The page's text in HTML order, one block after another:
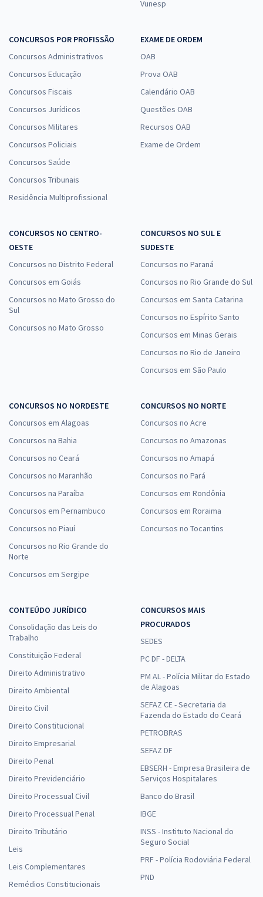
Vunesp
CONCURSOS POR PROFISSÃO
Concursos Administrativos
Concursos Educação
Concursos Fiscais
Concursos Jurídicos
Concursos Militares
Concursos Policiais
Concursos Saúde
Concursos Tribunais
Residência Multiprofissional
EXAME DE ORDEM
OAB
Prova OAB
Calendário OAB
Questões OAB
Recursos OAB
Exame de Ordem
CONCURSOS NO CENTRO-
OESTE
Concursos no Distrito Federal
Concursos em Goiás
Concursos no Mato Grosso do
Sul
Concursos no Mato Grosso
CONCURSOS NO SUL E
SUDESTE
Concursos no Paraná
Concursos no Rio Grande do Sul
Concursos em Santa Catarina
Concursos no Espírito Santo
Concursos em Minas Gerais
Concursos no Rio de Janeiro
Concursos em São Paulo
CONCURSOS NO NORDESTE
Concursos em Alagoas
Concursos na Bahia
Concursos no Ceará
Concursos no Maranhão
Concursos na Paraíba
Concursos em Pernambuco
Concursos no Piauí
Concursos no Rio Grande do
Norte
Concursos em Sergipe
CONCURSOS NO NORTE
Concursos no Acre
Concursos no Amazonas
Concursos no Amapá
Concursos no Pará
Concursos em Rondônia
Concursos em Roraima
Concursos no Tocantins
CONTEÚDO JURÍDICO
Consolidação das Leis do
Trabalho
Constituição Federal
Direito Administrativo
Direito Ambiental
Direito Civil
Direito Constitucional
Direito Empresarial
Direito Penal
Direito Previdenciário
Direito Processual Civil
Direito Processual Penal
Direito Tributário
Leis
Leis Complementares
Remédios Constitucionais
CONCURSOS MAIS
PROCURADOS
SEDES
PC DF - DELTA
PM AL - Polícia Militar do Estado
de Alagoas
SEFAZ CE - Secretaria da
Fazenda do Estado do Ceará
PETROBRAS
SEFAZ DF
EBSERH - Empresa Brasileira de
Serviços Hospitalares
Banco do Brasil
IBGE
INSS - Instituto Nacional do
Seguro Social
PRF - Polícia Rodoviária Federal
PND